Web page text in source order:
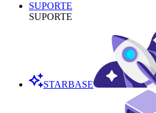
SUPORTE
SUPORTE
STARBASE